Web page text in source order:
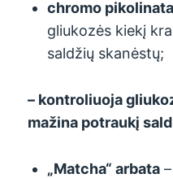
chromo
gliukozės kiekį
saldžių skanėstų;
– kontroliuoja
mažina potraukį
„Matcha“ arbata